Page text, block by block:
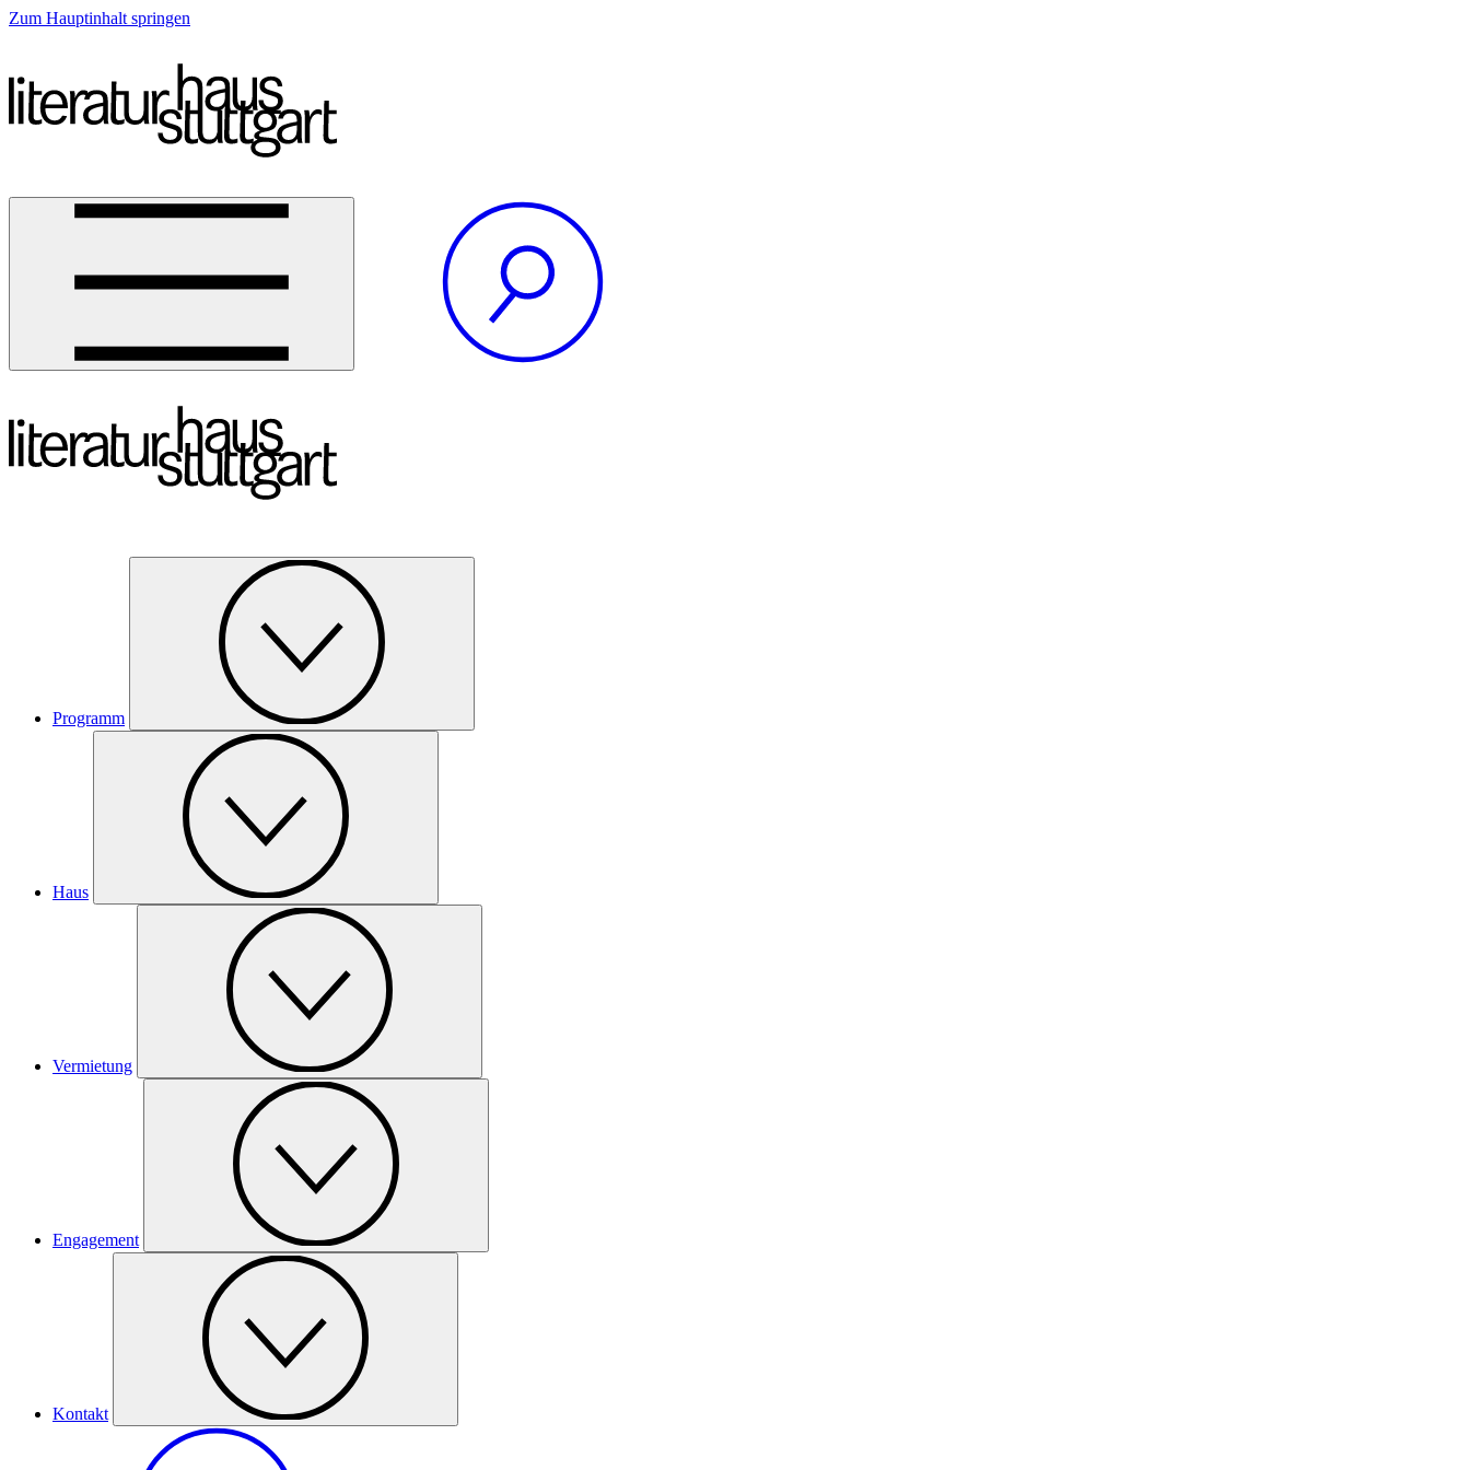
Zum Hauptinhalt springen
Programm
Haus
Vermietung
Engagement
Kontakt